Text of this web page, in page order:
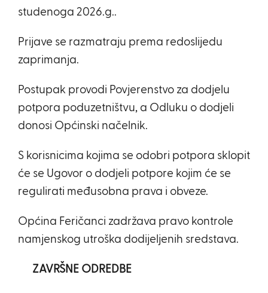
studenoga 2026.g..
Prijave se razmatraju prema redoslijedu
zaprimanja.
Postupak provodi Povjerenstvo za dodjelu
potpora poduzetništvu, a Odluku o dodjeli
donosi Općinski načelnik.
S korisnicima kojima se odobri potpora sklopit
će se Ugovor o dodjeli potpore kojim će se
regulirati međusobna prava i obveze.
Općina Feričanci zadržava pravo kontrole
namjenskog utroška dodijeljenih sredstava.
ZAVRŠNE ODREDBE